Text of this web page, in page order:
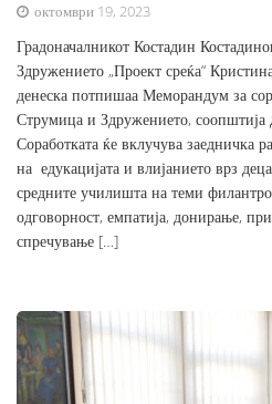
октомври 19, 2023
Градоначалникот Костадин
Здружението „Проект среќа“
денеска потпишаа Меморандум за
Струмица и Здружението, соопштија
Соработката ќе вклучува заедничка
на едукацијата и влијанието врз
средните училишта на теми
одговорност, емпатија, донирање,
спречување […]